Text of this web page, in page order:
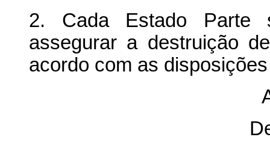
2. Cada Estado Parte
assegurar a destruição
acordo com as